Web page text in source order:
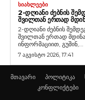
ᲡᲘᲐᲮᲚᲔᲔᲑᲘ
2-ᲓᲦᲘᲐᲜᲘ ᲫᲔᲑᲜᲘᲡ
ᲨᲕᲘᲚᲗᲐᲜ ᲔᲠᲗᲐᲓ
2-დღიანი ძებნის
შვილთან ერთად
ინფორმაციით, გუშინ,...
7 აგვისტო 2026, 17:41
მთავარი პოლიტიკა
კონფლიქტები